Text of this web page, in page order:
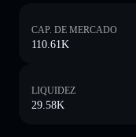
CAP. DE MERCADO
110.61K
LIQUIDEZ
29.58K